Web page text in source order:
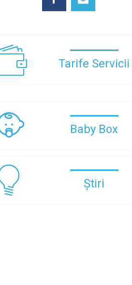
Tarife Servicii
Baby Box
Știri